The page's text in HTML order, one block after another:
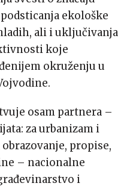
ekološke
ali i uključivanja
koje
okruženju u
osam partnera –
za urbanizam i
propise,
– nacionalne
i